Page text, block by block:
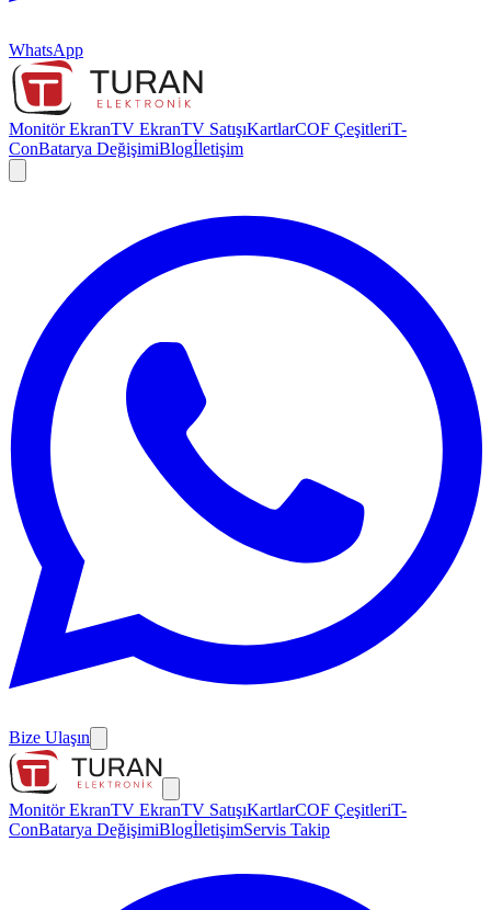
WhatsApp
Monitör EkranTV EkranTV SatışıKartlarCOF ÇeşitleriT-
ConBatarya DeğişimiBlogİletişim
Bize Ulaşın
Monitör EkranTV EkranTV SatışıKartlarCOF ÇeşitleriT-
ConBatarya DeğişimiBlogİletişimServis Takip